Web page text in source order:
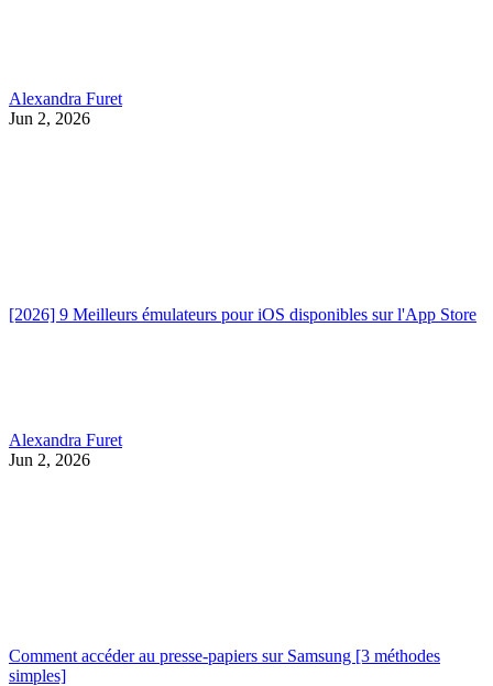
Alexandra Furet
Jun 2, 2026
[2026] 9 Meilleurs émulateurs pour iOS disponibles sur l'App Store
Alexandra Furet
Jun 2, 2026
Comment accéder au presse-papiers sur Samsung [3 méthodes
simples]